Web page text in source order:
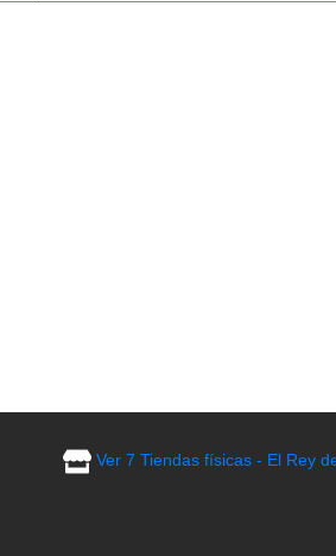
Ver 7 Tiendas físicas - El Rey